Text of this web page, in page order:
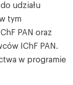
udziału
tym
PAN oraz
IChF PAN.
w programie